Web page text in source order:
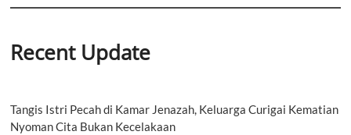
Recent Update
Tangis Istri Pecah di Kamar Jenazah, Keluarga Curigai Kematian
Nyoman Cita Bukan Kecelakaan